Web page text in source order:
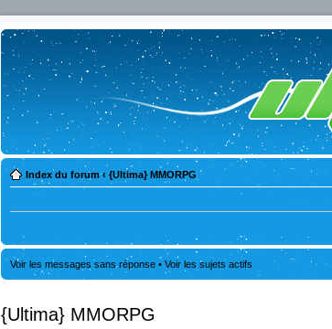
Index du forum ‹ {Ultima} MMORPG
Voir les messages sans réponse • Voir les sujets actifs
{Ultima} MMORPG